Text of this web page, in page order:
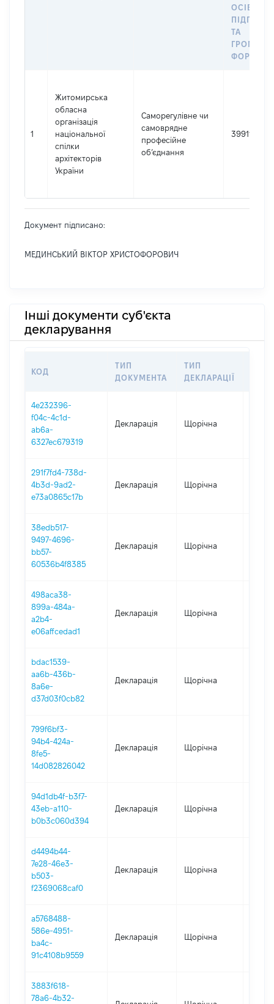
ОСІБ –
ТА
1
Житомирська
обласна
організація
національної
спілки
архітекторів
України
Саморегулівне чи
самоврядне
професійне
об’єднання
39911812
Документ підписано:
МЕДИНСЬКИЙ ВІКТОР ХРИСТОФОРОВИЧ
Інші документи суб'єкта
декларування
КОД
ТИП
ДОКУМЕНТА
ТИП
ДЕКЛАРАЦІЇ
4e232396-
f04c-4c1d-
ab6a-
6327ec679319
Декларація Щорічна
291f7fd4-738d-
4b3d-9ad2-
e73a0865c17b
Декларація Щорічна
38edb517-
9497-4696-
bb57-
60536b4f8385
Декларація Щорічна
498aca38-
899a-484a-
a2b4-
e06affcedad1
Декларація Щорічна
bdac1539-
aa6b-436b-
8a6e-
d37d03f0cb82
Декларація Щорічна
799f6bf3-
94b4-424a-
8fe5-
14d082826042
Декларація Щорічна
94d1db4f-b3f7-
43eb-a110-
b0b3c060d394
Декларація Щорічна
d4494b44-
7e28-46e3-
b503-
f2369068caf0
Декларація Щорічна
a5768488-
586e-4951-
ba4c-
91c4108b9559
Декларація Щорічна
3883f618-
78a6-4b32-